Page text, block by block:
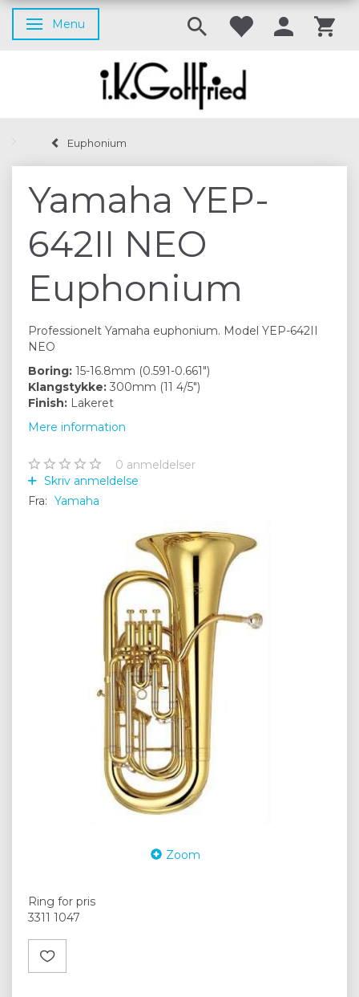
Skifte navigation
Menu
Euphonium
Yamaha YEP-
642II NEO
Euphonium
Professionelt Yamaha euphonium. Model YEP-642II
NEO
Boring: 15-16.8mm (0.591-0.661")
Klangstykke: 300mm (11 4/5")
Finish: Lakeret
Mere information
0 anmeldelser
Skriv anmeldelse
Fra: Yamaha
Zoom
Ring for pris
3311 1047